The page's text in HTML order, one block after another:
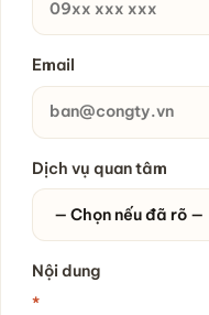
Email
Dịch vụ quan tâm
Nội dung
*